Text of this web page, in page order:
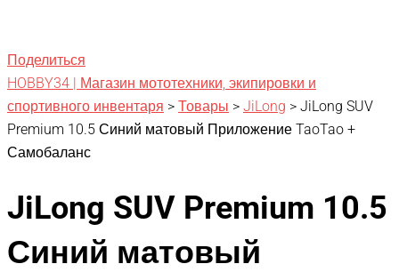
Поделиться
HOBBY34 | Магазин мототехники, экипировки и
спортивного инвентаря > Товары > JiLong > JiLong SUV
Premium 10.5 Синий матовый Приложение TaoTao +
Самобаланс
JiLong SUV Premium 10.5
Синий матовый